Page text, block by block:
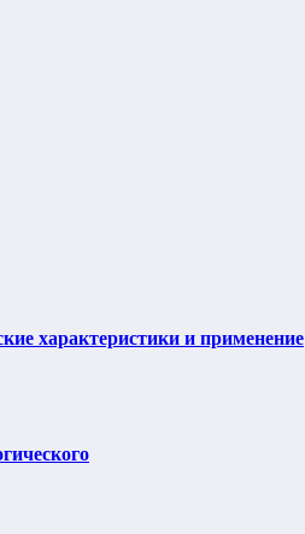
характеристики и применение